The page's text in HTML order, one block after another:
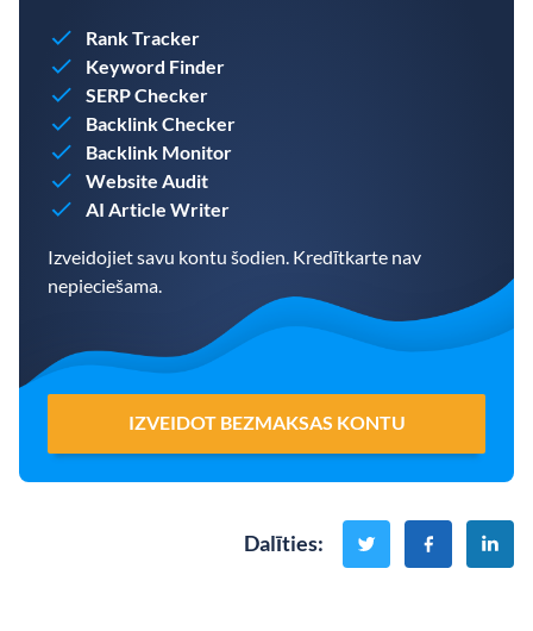
Rank Tracker
Keyword Finder
SERP Checker
Backlink Checker
Backlink Monitor
Website Audit
AI Article Writer
Izveidojiet savu kontu šodien. Kredītkarte nav
nepieciešama.
IZVEIDOT BEZMAKSAS KONTU
Dalīties: